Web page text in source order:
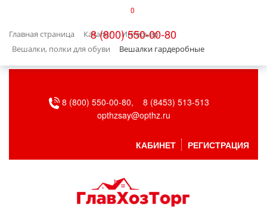
0
8 (800) 550-00-80
Главная страница Каталог
Интерьер
Вешалки, полки для обуви
Вешалки гардеробные
БЫТОВАЯ ТЕХНИКА
ВЕНТИЛЯЦИЯ
ДАЧА, САД И ОГОРОД
8 (800) 550-00-80,
8 (8453) 513-513
opthzsay@opthz.ru
КАБИНЕТ РЕГИСТРАЦИЯ